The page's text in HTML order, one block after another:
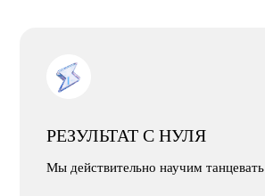
РЕЗУЛЬТАТ С НУЛЯ
Мы действительно научим танцевать